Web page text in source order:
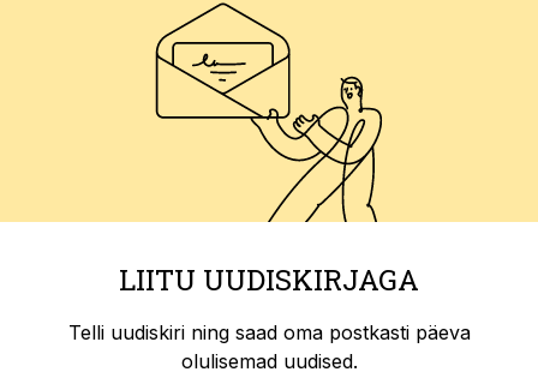
LIITU UUDISKIRJAGA
Telli uudiskiri ning saad oma postkasti päeva
olulisemad uudised.